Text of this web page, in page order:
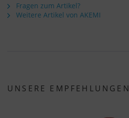
Fragen zum Artikel?
Weitere Artikel von AKEMI
UNSERE EMPFEHLUNGEN